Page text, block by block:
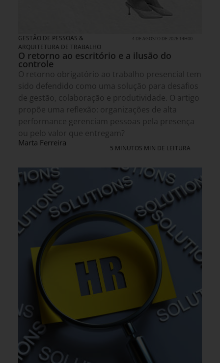
GESTÃO DE PESSOAS &
ARQUITETURA DE TRABALHO
4 DE AGOSTO DE 2026 14H00
O retorno ao escritório e a ilusão do
controle
O retorno obrigatório ao trabalho presencial tem
sido defendido como uma solução para desafios
de gestão, colaboração e produtividade. O artigo
propõe uma reflexão: organizações de alta
performance gerenciam pessoas pela presença
ou pelo valor que entregam?
Marta Ferreira
5 MINUTOS MIN DE LEITURA